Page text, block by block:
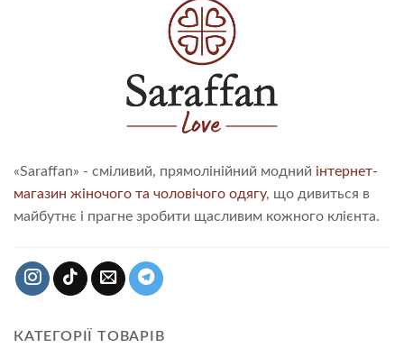
«Saraffan» - сміливий, прямолінійний модний інтернет-
магазин жіночого та чоловічого одягу, що дивиться в
майбутнє і прагне зробити щасливим кожного клієнта.
КАТЕГОРІЇ ТОВАРІВ